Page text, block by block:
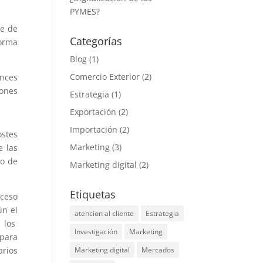
de
las
de
el
PYMES?
Categorías
Blog (1)
Comercio Exterior (2)
Estrategia (1)
Exportación (2)
Importación (2)
Marketing (3)
Marketing digital (2)
Etiquetas
atencion al cliente
Estrategia
Investigación
Marketing
Marketing digital
Mercados